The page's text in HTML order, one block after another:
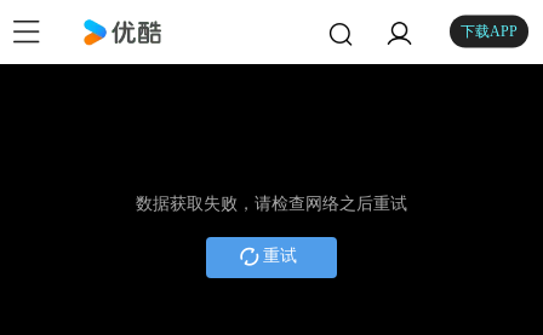
下载APP
数据获取失败，请检查网络之后重试
重试